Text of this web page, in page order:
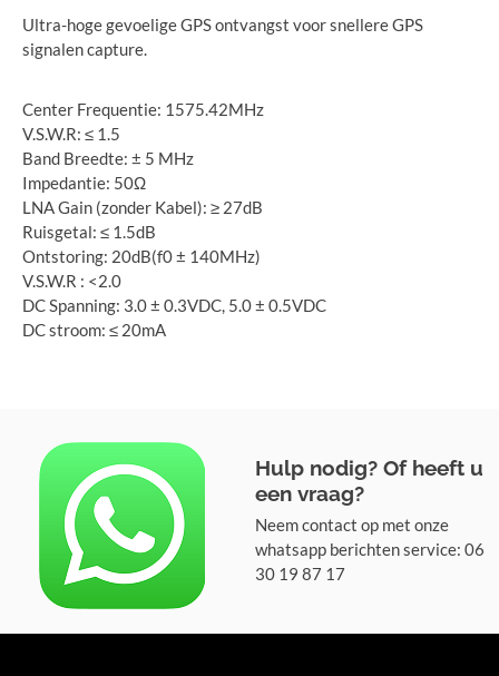
Ultra-hoge gevoelige GPS ontvangst voor snellere GPS
signalen capture.
Center Frequentie: 1575.42MHz
V.S.W.R: ≤ 1.5
Band Breedte: ± 5 MHz
Impedantie: 50Ω
LNA Gain (zonder Kabel): ≥ 27dB
Ruisgetal: ≤ 1.5dB
Ontstoring: 20dB(f0 ± 140MHz)
V.S.W.R : <2.0
DC Spanning: 3.0 ± 0.3VDC, 5.0 ± 0.5VDC
DC stroom: ≤ 20mA
Hulp nodig? Of heeft u
een vraag?
Neem contact op met onze
whatsapp berichten service: 06
30 19 87 17